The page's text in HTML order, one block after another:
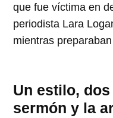
que fue víctima en
periodista Lara
mientras
Un estilo,
sermón y la